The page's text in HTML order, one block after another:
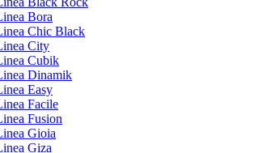
Bora
Chic Black
City
Cubik
Dinamik
Easy
Facile
Fusion
Gioia
Giza